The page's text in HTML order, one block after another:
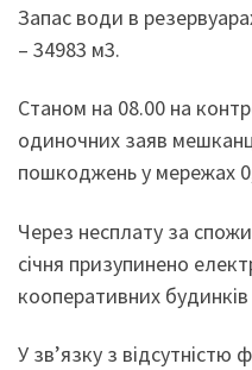
Запас води в
– 34983 м3.
Станом на 08.00 на
одиночних заяв
пошкоджень у мережах
Через несплату за
січня призупинено
кооперативних
У зв’язку з